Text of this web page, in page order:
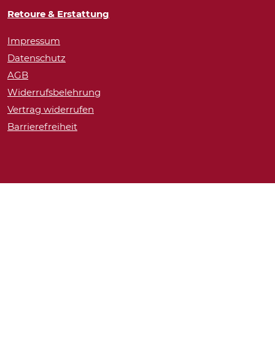
Retoure & Erstattung
Impressum
Datenschutz
AGB
Widerrufsbelehrung
Vertrag widerrufen
Barrierefreiheit